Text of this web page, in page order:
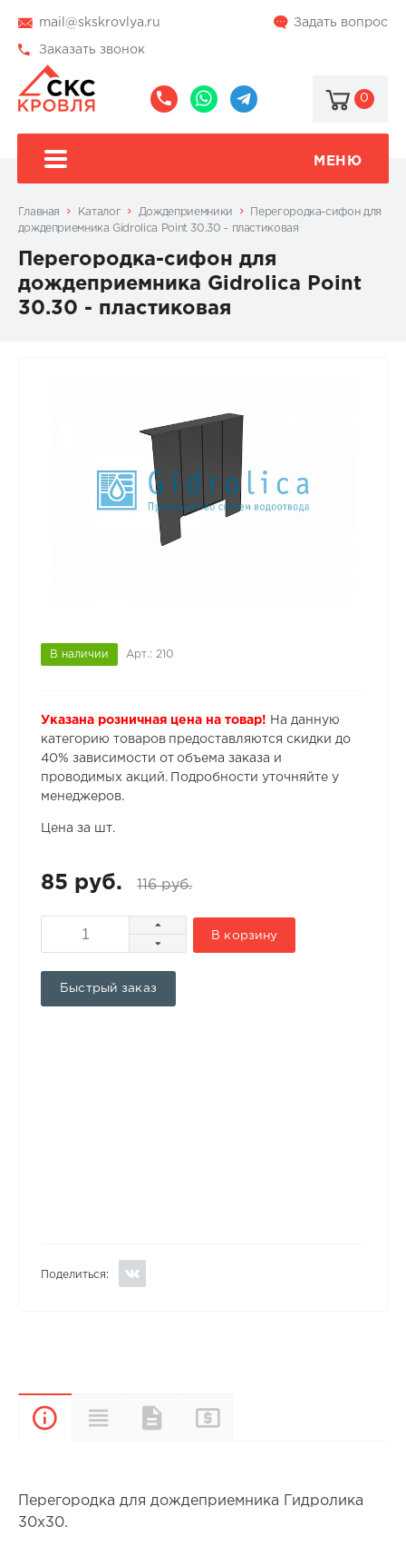
mail@skskrovlya.ru Задать вопрос
Заказать звонок
0
МЕНЮ
Главная Каталог Дождеприемники
Перегородка-сифон для
дождеприемника Gidrolica Point 30.30 - пластиковая
Перегородка-сифон для
дождеприемника Gidrolica Point
30.30 - пластиковая
В наличии Арт.: 210
Указана розничная цена на товар! На данную
категорию товаров предоставляются скидки до
40% зависимости от объема заказа и
проводимых акций. Подробности уточняйте у
менеджеров.
Цена за шт.
85 руб. 116 руб.
В корзину
Быстрый заказ
Поделиться:
ОписаниеХарактеристики
Документы
Перегородка для дождеприемника Гидролика
30х30.